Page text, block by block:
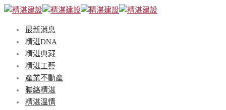
最新消息
精湛DNA
精湛典藏
精湛工藝
產業不動產
聯絡精湛
精湛溫情